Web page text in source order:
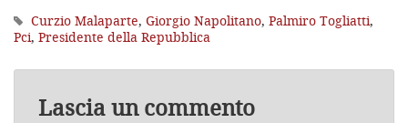
Curzio Malaparte, Giorgio Napolitano, Palmiro Togliatti,
Pci, Presidente della Repubblica
Lascia un commento